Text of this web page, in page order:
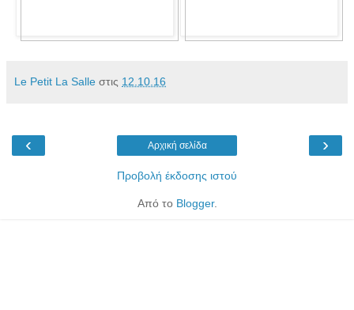
Le Petit La Salle στις 12.10.16
‹ ›
Αρχική σελίδα
Προβολή έκδοσης ιστού
Από το Blogger.